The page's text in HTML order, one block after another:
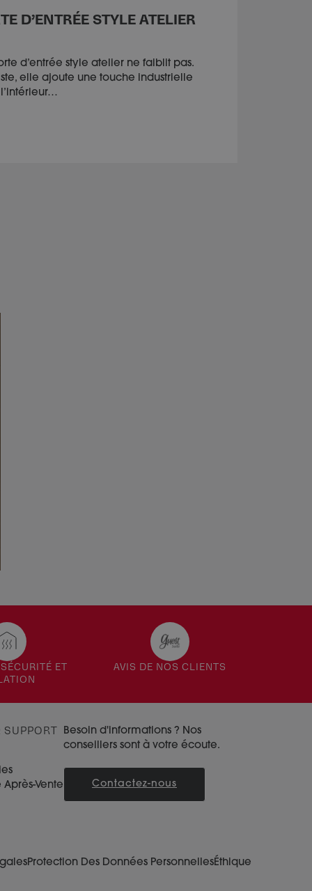
D’ENTRÉE STYLE ATELIER
d’entrée style atelier ne faiblit pas.
elle ajoute une touche industrielle
ET
AVIS DE NOS CLIENTS
SUPPORT
Après-Vente
Besoin d'informations ? Nos
conseillers sont à votre écoute.
Contactez-nous
Protection Des Données PersonnellesÉthique